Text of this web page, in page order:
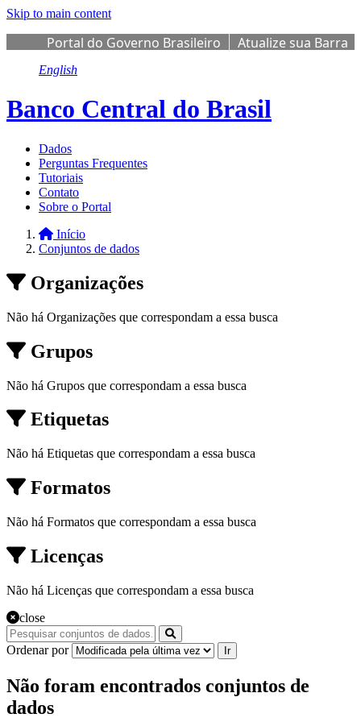
Skip to main content
Portal do Governo Brasileiro
Atualize sua Barra
English
Banco Central do Brasil
Dados
Perguntas Frequentes
Tutoriais
Contato
Sobre o Portal
Início
Conjuntos de dados
Organizações
Não há Organizações que correspondam a essa busca
Grupos
Não há Grupos que correspondam a essa busca
Etiquetas
Não há Etiquetas que correspondam a essa busca
Formatos
Não há Formatos que correspondam a essa busca
Licenças
Não há Licenças que correspondam a essa busca
close
Ordenar por Ir
Não foram encontrados conjuntos de
dados